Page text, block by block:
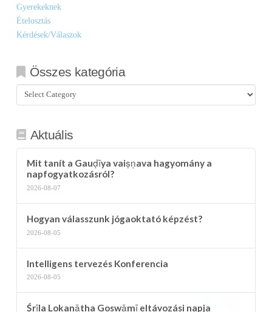
Gyerekeknek
Ételosztás
Kérdések/Válaszok
Összes kategória
Összes
kategória
Aktuális
Mit tanít a Gauḍīya vaiṣṇava hagyomány a
napfogyatkozásról?
2026-08-07
Hogyan válasszunk jógaoktató képzést?
2026-08-05
Intelligens tervezés Konferencia
2026-08-05
Śrīla Lokanātha Goswāmī eltávozási napja